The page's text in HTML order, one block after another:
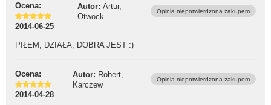
Ocena: Autor: Artur,
Otwock
Opinia niepotwierdzona zakupem
2014-06-25
PIŁEM, DZIAŁA, DOBRA JEST :)
Ocena: Autor: Robert,
Karczew
Opinia niepotwierdzona zakupem
2014-04-28